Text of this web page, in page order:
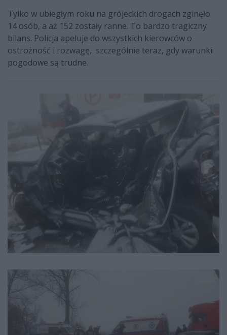
Tylko w ubiegłym roku na grójeckich drogach zginęło
14 osób, a aż 152 zostały ranne. To bardzo tragiczny
bilans. Policja apeluje do wszystkich kierowców o
ostrożność i rozwagę, szczególnie teraz, gdy warunki
pogodowe są trudne.